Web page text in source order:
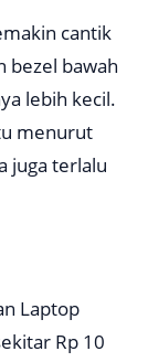
cantik
bezel bawah
lebih kecil.
menurut
juga terlalu
Laptop
Rp 10